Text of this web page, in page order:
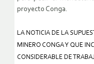
proyecto Conga.
LA NOTICIA DE LA
MINERO CONGA Y QUE
CONSIDERABLE DE